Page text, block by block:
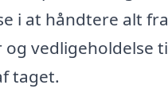
i at håndtere alt fra
vedligeholdelse
taget.